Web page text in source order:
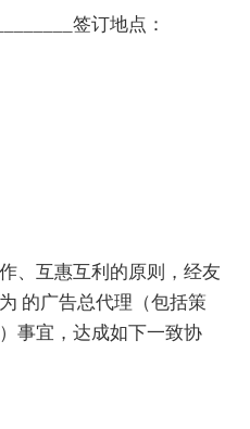
签订地点：
、互惠互利的原则，经友
的广告总代理（包括策
事宜，达成如下一致协